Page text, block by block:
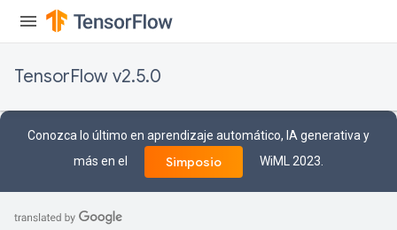
TensorFlow v2.5.0
Conozca lo último en aprendizaje automático, IA generativa y
más en el
Simposio WiML 2023.